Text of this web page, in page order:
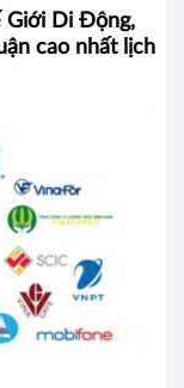
Giới Di Động,
cao nhất lịch